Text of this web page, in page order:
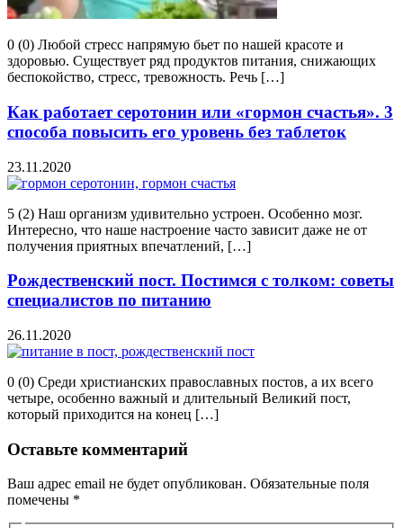
0 (0) Любой стресс напрямую бьет по нашей красоте и
здоровью. Существует ряд продуктов питания, снижающих
беспокойство, стресс, тревожность. Речь […]
Как работает серотонин или «гормон счастья». 3
способа повысить его уровень без таблеток
23.11.2020
5 (2) Наш организм удивительно устроен. Особенно мозг.
Интересно, что наше настроение часто зависит даже не от
получения приятных впечатлений, […]
Рождественский пост. Постимся с толком: советы
специалистов по питанию
26.11.2020
0 (0) Среди христианских православных постов, а их всего
четыре, особенно важный и длительный Великий пост,
который приходится на конец […]
Оставьте комментарий
Ваш адрес email не будет опубликован. Обязательные поля
помечены *